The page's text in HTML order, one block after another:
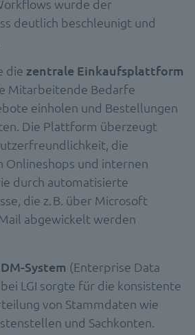
wurde der
deutlich beschleunigt und
die zentrale Einkaufsplattform
Mitarbeitende Bedarfe
einholen und Bestellungen
Die Plattform überzeugt
die
Onlineshops und internen
durch automatisierte
die z. B. über Microsoft
abgewickelt werden
System (Enterprise Data
LGI sorgte für die konsistente
von Stammdaten wie
und Sachkonten.